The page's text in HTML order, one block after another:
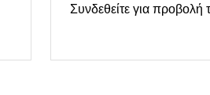
Συνδεθείτε για προβολή